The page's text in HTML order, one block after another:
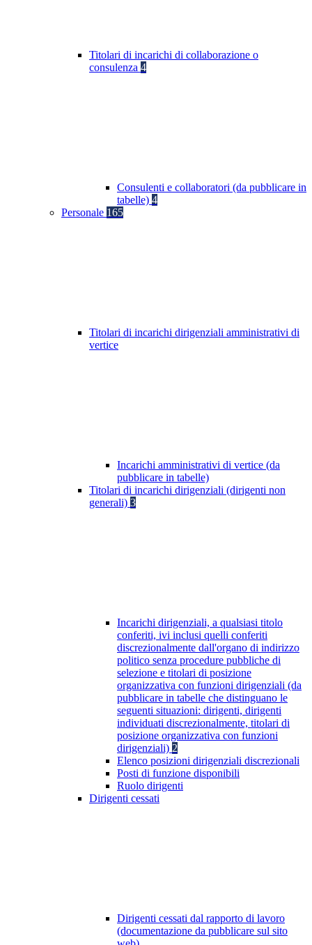
Titolari di incarichi di collaborazione o
consulenza 4
Consulenti e collaboratori (da pubblicare in
tabelle) 4
Personale 165
Titolari di incarichi dirigenziali amministrativi di
vertice
Incarichi amministrativi di vertice (da
pubblicare in tabelle)
Titolari di incarichi dirigenziali (dirigenti non
generali) 3
Incarichi dirigenziali, a qualsiasi titolo
conferiti, ivi inclusi quelli conferiti
discrezionalmente dall'organo di indirizzo
politico senza procedure pubbliche di
selezione e titolari di posizione
organizzativa con funzioni dirigenziali (da
pubblicare in tabelle che distinguano le
seguenti situazioni: dirigenti, dirigenti
individuati discrezionalmente, titolari di
posizione organizzativa con funzioni
dirigenziali) 2
Elenco posizioni dirigenziali discrezionali
Posti di funzione disponibili
Ruolo dirigenti
Dirigenti cessati
Dirigenti cessati dal rapporto di lavoro
(documentazione da pubblicare sul sito